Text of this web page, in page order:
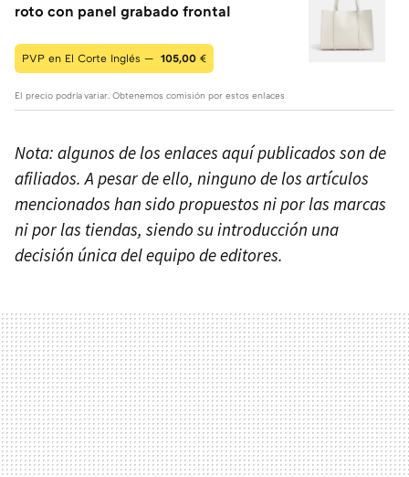
roto con panel grabado frontal
PVP en El Corte Inglés — 105,00 €
El precio podría variar. Obtenemos comisión por estos enlaces
Nota: algunos de los enlaces aquí publicados son de
afiliados. A pesar de ello, ninguno de los artículos
mencionados han sido propuestos ni por las marcas
ni por las tiendas, siendo su introducción una
decisión única del equipo de editores.